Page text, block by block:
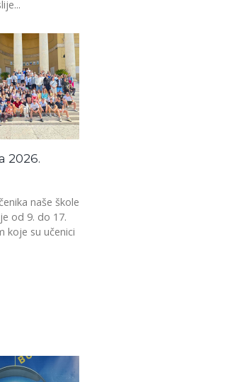
2026.
naše škole
od 9. do 17.
koje su učenici